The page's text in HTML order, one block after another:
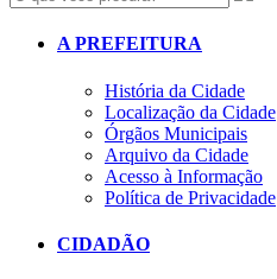
A PREFEITURA
História da Cidade
Localização da Cidade
Órgãos Municipais
Arquivo da Cidade
Acesso à Informação
Política de Privacidade
CIDADÃO